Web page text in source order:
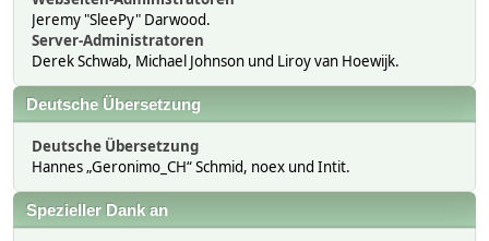
Jeremy "SleePy" Darwood.
Server-Administratoren
Derek Schwab, Michael Johnson und Liroy van Hoewijk.
Deutsche Übersetzung
Deutsche Übersetzung
Hannes „Geronimo_CH“ Schmid, noex und Intit.
Spezieller Dank an